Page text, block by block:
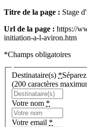
Titre de la page : Stage
Url de la page : https://
initiation-a-l-aviron.htm
*Champs obligatoires
Destinataire(s) *
(200 caractères
Votre nom *
Votre email *